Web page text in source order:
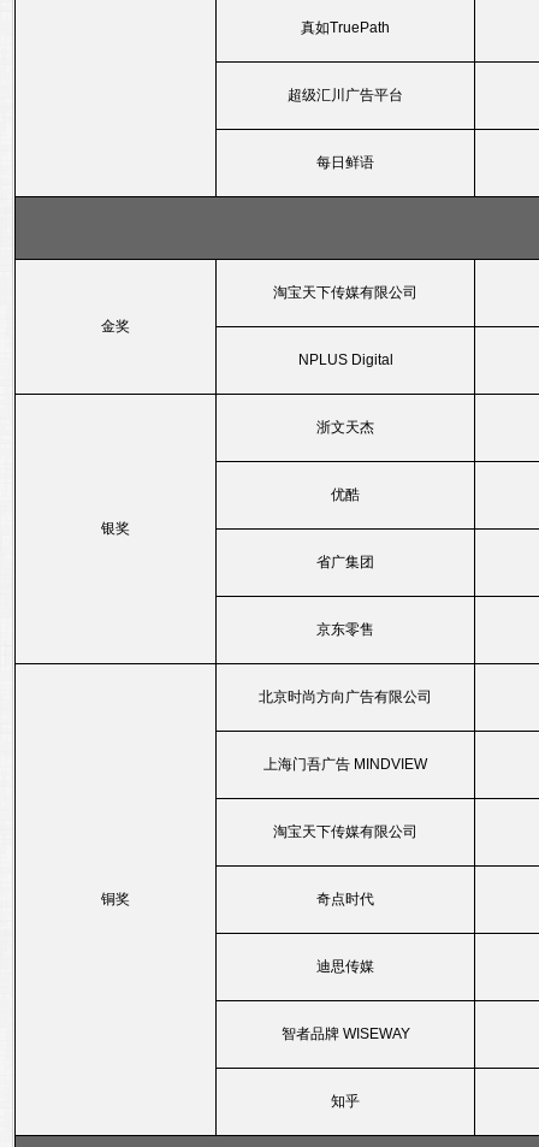
真如TruePath
超级汇川广告平台
每日鲜语
金奖
淘宝天下传媒有限公司
NPLUS Digital
银奖
浙文天杰
优酷
省广集团
京东零售
铜奖
北京时尚方向广告有限公司
上海门吾广告 MINDVIEW
淘宝天下传媒有限公司
奇点时代
迪思传媒
智者品牌 WISEWAY
知乎